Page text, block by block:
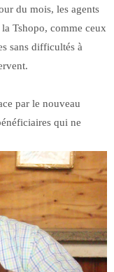
du mois, les agents
Tshopo, comme ceux
sans difficultés à
par le nouveau
qui ne